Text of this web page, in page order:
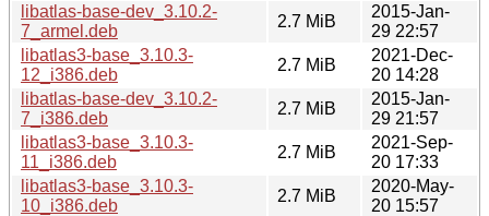
libatlas-base-dev_3.10.2-
7_armel.deb
2.7 MiB
2015-Jan-
29 22:57
libatlas3-base_3.10.3-
12_i386.deb
2.7 MiB
2021-Dec-
20 14:28
libatlas-base-dev_3.10.2-
7_i386.deb
2.7 MiB
2015-Jan-
29 21:57
libatlas3-base_3.10.3-
11_i386.deb
2.7 MiB
2021-Sep-
20 17:33
libatlas3-base_3.10.3-
10_i386.deb
2.7 MiB
2020-May-
20 15:57